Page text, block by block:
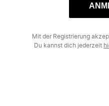
Mit der Registrierung
Du kannst dich jederzeit